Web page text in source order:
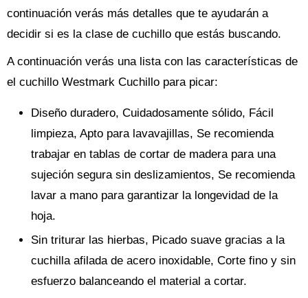
continuación verás más detalles que te ayudarán a
decidir si es la clase de cuchillo que estás buscando.
A continuación verás una lista con las características de
el cuchillo Westmark Cuchillo para picar:
Diseño duradero, Cuidadosamente sólido, Fácil
limpieza, Apto para lavavajillas, Se recomienda
trabajar en tablas de cortar de madera para una
sujeción segura sin deslizamientos, Se recomienda
lavar a mano para garantizar la longevidad de la
hoja.
Sin triturar las hierbas, Picado suave gracias a la
cuchilla afilada de acero inoxidable, Corte fino y sin
esfuerzo balanceando el material a cortar.